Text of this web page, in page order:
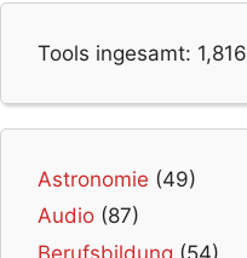
Tools ingesamt: 1,816
Astronomie (49)
Audio (87)
Berufsbildung (54)